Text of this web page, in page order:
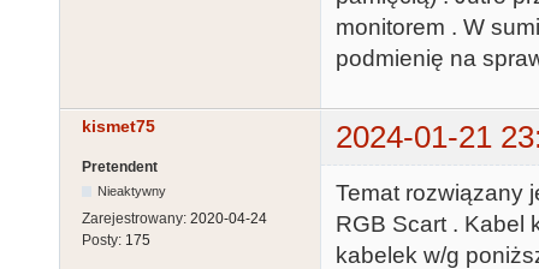
monitorem . W
podmienię na
kismet75 2024-01-21
Pretendent
Nieaktywny
Zarejestrowany: 2020-04-24
Posty: 175
Temat rozwiązany
RGB Scart . Kabel
kabelek w/g